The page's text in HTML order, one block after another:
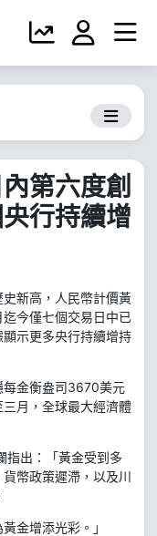
第六度創
行持續增
新高，人民幣計價黃
今僅七個交易日中已
示更多央行持續增持
每金衡盎司3670美元
三月，全球最大經濟體
指出：「黃金受到多
幣政策遲滯，以及川
金增添光彩。」